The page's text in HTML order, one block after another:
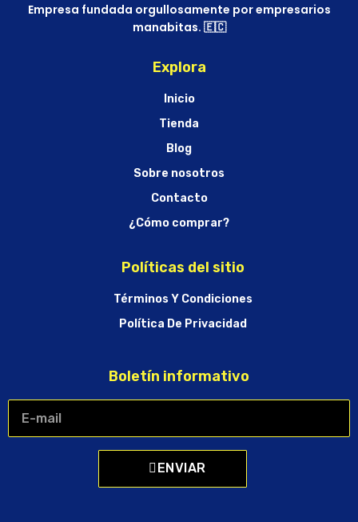
Empresa fundada orgullosamente por empresarios
manabitas. 🇪🇨
Explora
Inicio
Tienda
Blog
Sobre nosotros
Contacto
¿Cómo comprar?
Políticas del sitio
Términos Y Condiciones
Política De Privacidad
Boletín informativo
ENVIAR